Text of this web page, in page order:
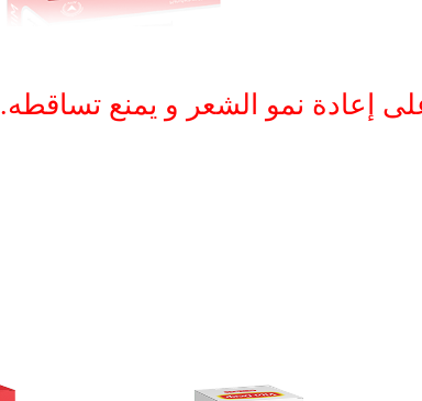
إعادة نمو الشعر و يمنع تساقطه.